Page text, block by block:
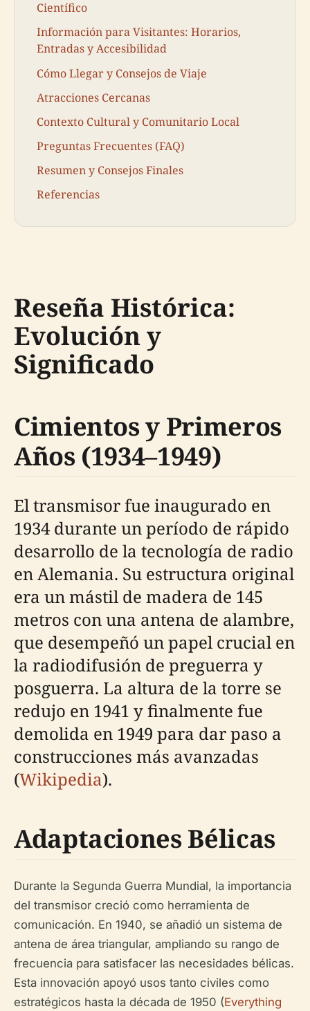
Científico
Información para Visitantes: Horarios,
Entradas y Accesibilidad
Cómo Llegar y Consejos de Viaje
Atracciones Cercanas
Contexto Cultural y Comunitario Local
Preguntas Frecuentes (FAQ)
Resumen y Consejos Finales
Referencias
Reseña Histórica:
Evolución y
Significado
Cimientos y Primeros
Años (1934–1949)
El transmisor fue inaugurado en
1934 durante un período de rápido
desarrollo de la tecnología de radio
en Alemania. Su estructura original
era un mástil de madera de 145
metros con una antena de alambre,
que desempeñó un papel crucial en
la radiodifusión de preguerra y
posguerra. La altura de la torre se
redujo en 1941 y finalmente fue
demolida en 1949 para dar paso a
construcciones más avanzadas
(Wikipedia).
Adaptaciones Bélicas
Durante la Segunda Guerra Mundial, la importancia
del transmisor creció como herramienta de
comunicación. En 1940, se añadió un sistema de
antena de área triangular, ampliando su rango de
frecuencia para satisfacer las necesidades bélicas.
Esta innovación apoyó usos tanto civiles como
estratégicos hasta la década de 1950 (Everything